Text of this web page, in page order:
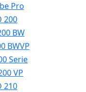
Pro
200
BW
BWVP
Serie
VP
210